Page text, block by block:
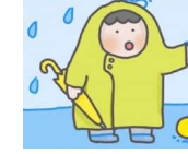
腻搞笑的土味情话